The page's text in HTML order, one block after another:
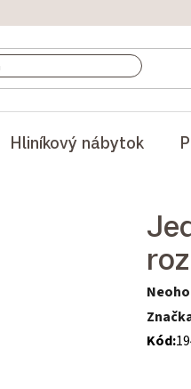
Hliníkový nábytok
Kód: